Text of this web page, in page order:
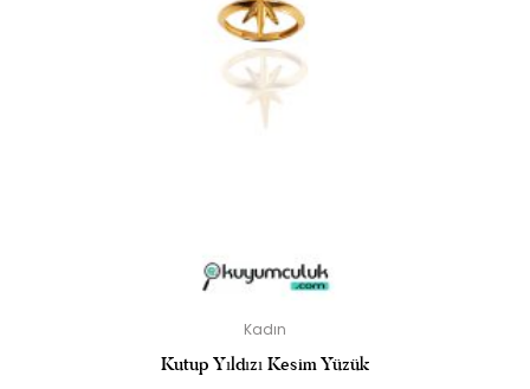
Kadın
Kutup Yıldızı Kesim Yüzük